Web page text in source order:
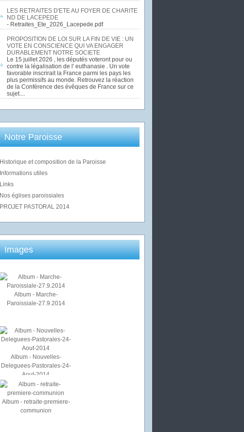
LES RETRAITES D'ETE AU FOYER DE CHARITE
ND DE LACEPEDE
- Retraites_Ete_2026_Lacepede.pdf
PROPOSITION DE LOI SUR LA FIN DE VIE : UN
VOTE EN CONSCIENCE QUI VA ENGAGER
DURABLEMENT NOTRE SOCIETE
Le 15 juillet 2026 , les députés voteront pour ou
contre la légalisation de l' euthanasie . Un vote
favorable inscrirait la France parmi les pays les
plus permissifs au monde. Retrouvez la réaction
de la Conférence des évêques de France sur ce
sujet....
Notre Paroisse
Historique et composition de la Paroisse
Informations utiles
Links
Nos églises paroissiales
PROJET PASTORAL 2014
Images
Album - Marche-
Paroissiale-27.9.2014
Album - Nouvelles-
Deleguees-Pastorales-24-
Aout-2014
Album - retraite-premiere-
communion